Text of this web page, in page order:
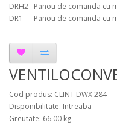
DRH2 Panou de comanda cu
DR1 Panou de comanda cu
Cod produs: CLINT DWX 284
Disponibilitate: Intreaba
Greutate: 66.00 kg